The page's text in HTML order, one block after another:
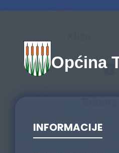
Općina
INFORMACIJE